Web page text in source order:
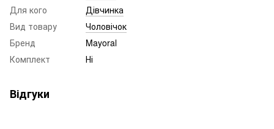
Для кого
Дівчинка
Вид товару
Чоловічок
Бренд
Mayoral
Комплект
Ні
Відгуки